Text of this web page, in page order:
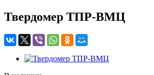
Твердомер ТПР-ВМЦ